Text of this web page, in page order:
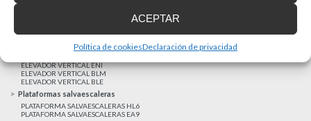
ACEPTAR
Política de cookiesDeclaración de privacidad
Elevadores verticales
ELEVADOR VERTICAL ENI
ELEVADOR VERTICAL BLM
ELEVADOR VERTICAL BLE
Plataformas salvaescaleras
PLATAFORMA SALVAESCALERAS HL6
PLATAFORMA SALVAESCALERAS EA9